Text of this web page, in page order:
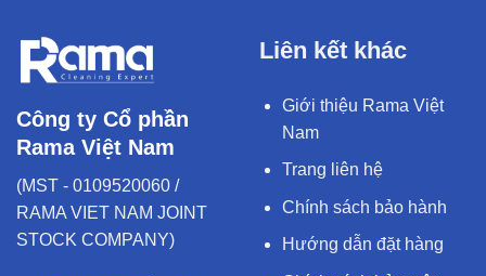
Công ty Cổ phần
Rama Việt Nam
(MST - 0109520060 /
RAMA VIET NAM JOINT
STOCK COMPANY)
Liên kết khác
Giới thiệu Rama Việt
Nam
Trang liên hệ
Chính sách bảo hành
Hướng dẫn đặt hàng